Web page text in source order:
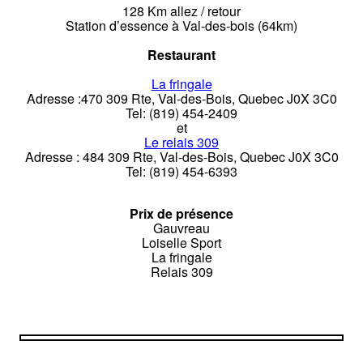
128 Km allez / retour
Station d’essence à Val-des-bois (64km)
Restaurant
La fringale
Adresse :470 309 Rte, Val-des-Bois, Quebec J0X 3C0
Tel: (819) 454-2409
et
Le relais 309
Adresse : 484 309 Rte, Val-des-Bois, Quebec J0X 3C0
Tel: (819) 454-6393
Prix de présence
Gauvreau
Loiselle Sport
La fringale
Relais 309